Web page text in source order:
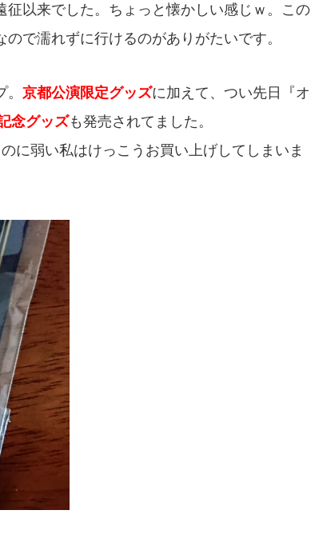
以来でした。ちょっと懐かしい感じｗ。この
で濡れずに行けるのがありがたいです。
京都公演限定グッズに加えて、つい先日『オ
念グッズも発売されてました。
に弱い私はけっこうお買い上げしてしまいま